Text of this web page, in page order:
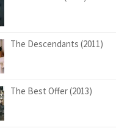
The Descendants (2011)
The Best Offer (2013)